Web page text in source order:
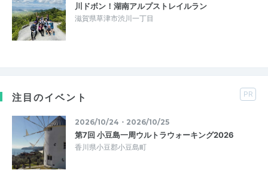
川ドボン！湖南アルプストレイルラン
滋賀県草津市渋川一丁目
注目のイベント PR
2026/10/24・2026/10/25
第7回 小豆島一周ウルトラウォーキング2026
香川県小豆郡小豆島町